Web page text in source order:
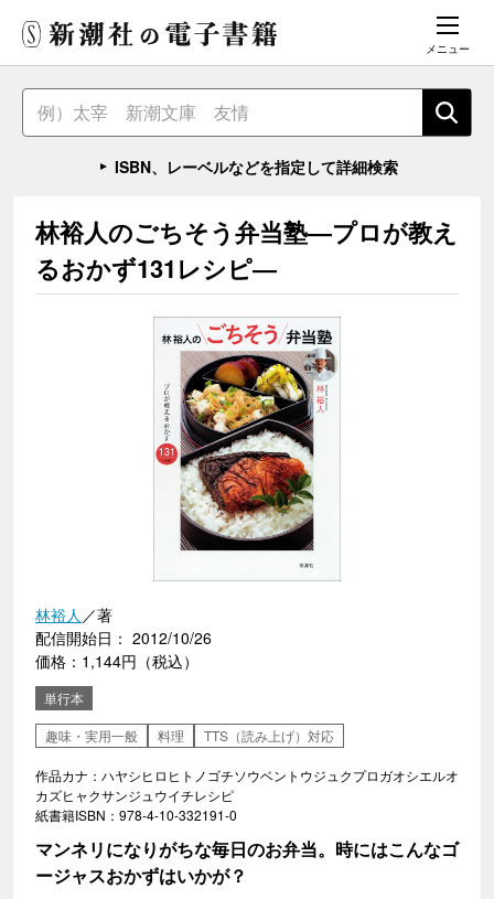
メニュー
ISBN、レーベルなどを指定して詳細検索
林裕人のごちそう弁当塾―プロが教え
るおかず131レシピ―
林裕人 ／著
配信開始日： 2012/10/26
価格：1,144円（税込）
単行本
趣味・実用一般
料理 TTS（読み上げ）対応
作品カナ：ハヤシヒロヒトノゴチソウベントウジュクプロガオシエルオ
カズヒャクサンジュウイチレシピ
紙書籍ISBN：978-4-10-332191-0
マンネリになりがちな毎日のお弁当。時にはこんなゴ
ージャスおかずはいかが？